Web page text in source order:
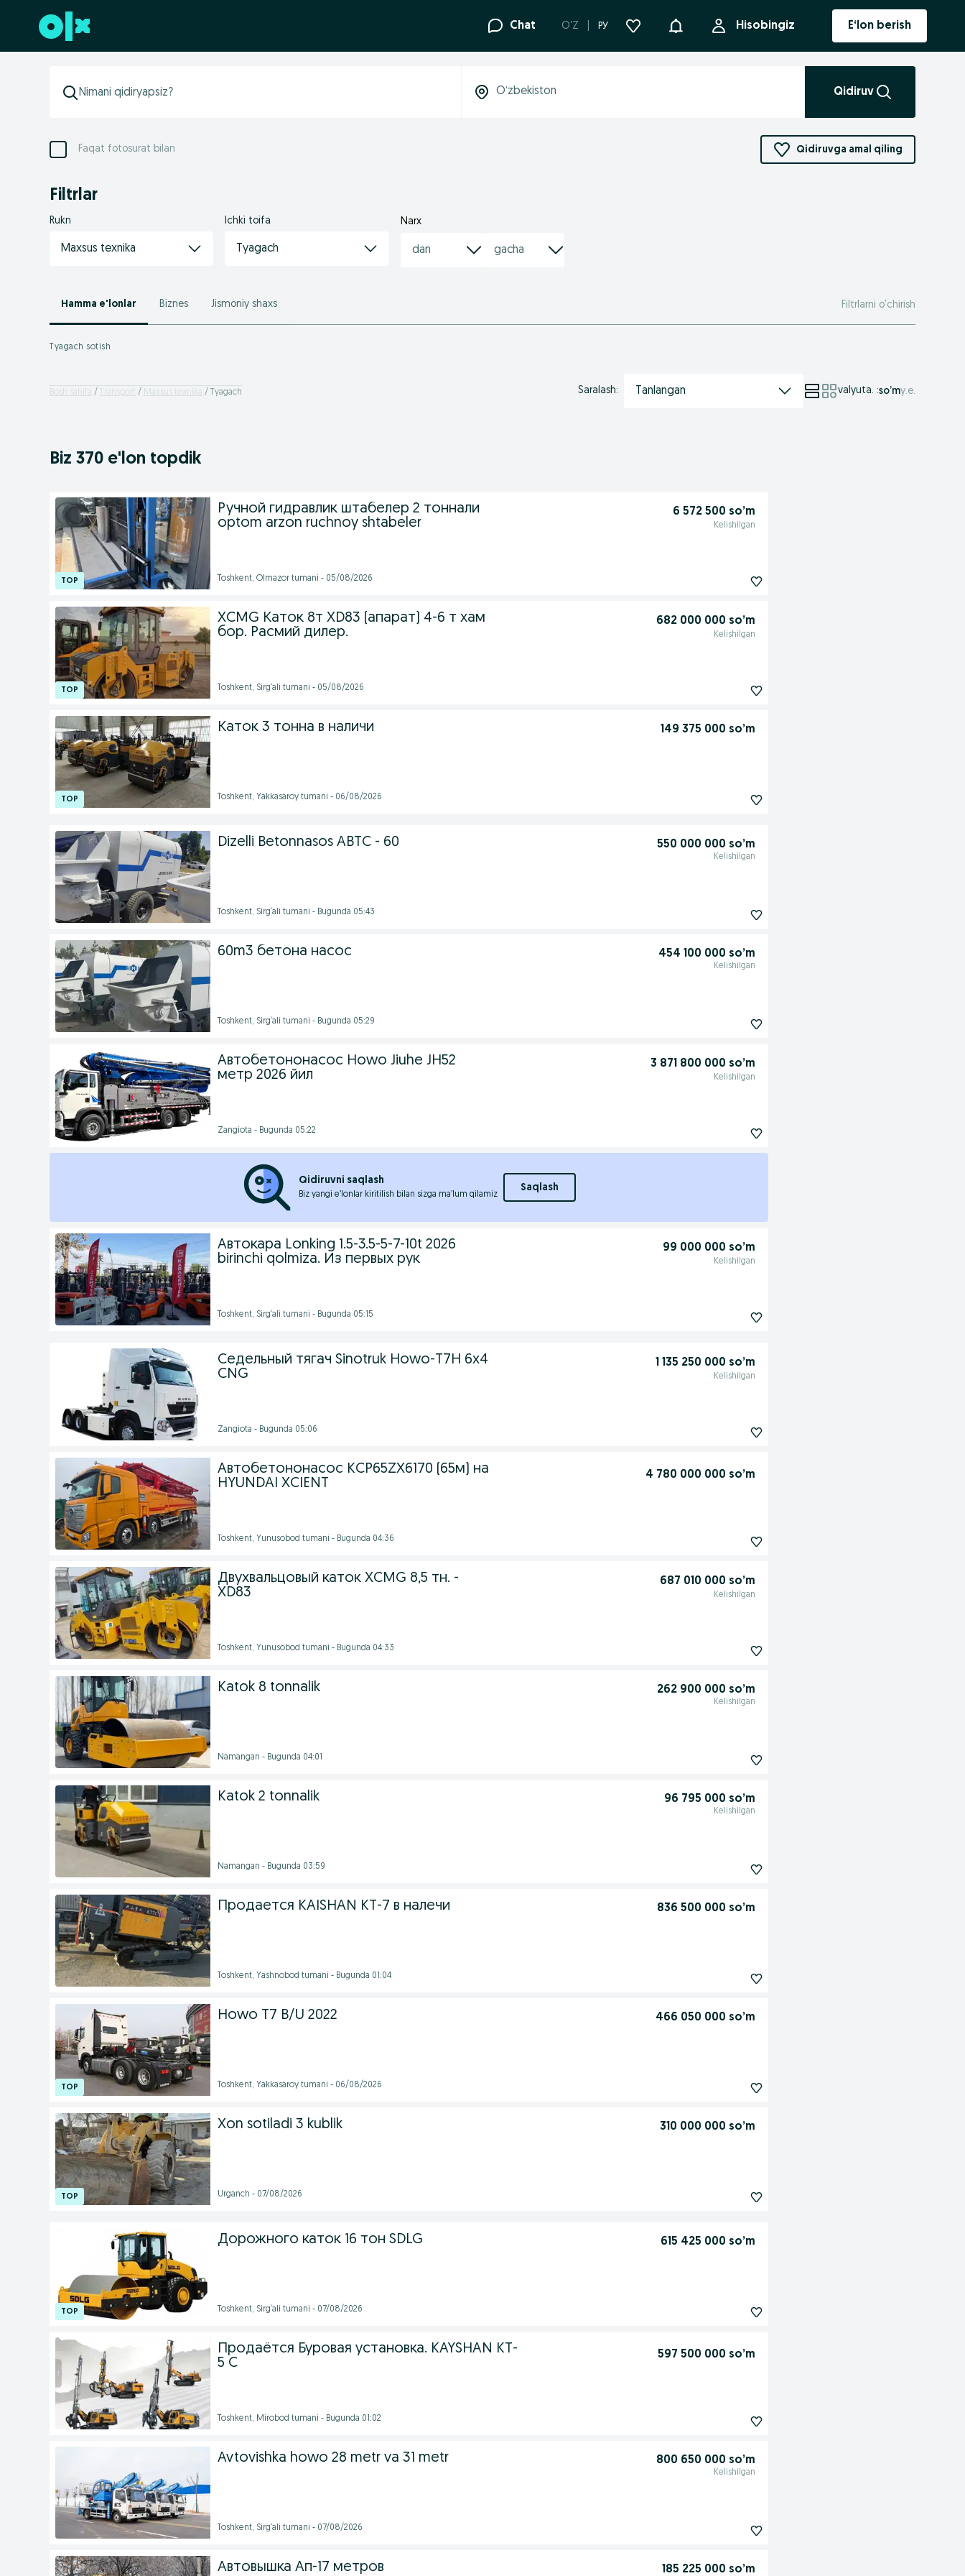
Futerga oʻtish Chat O'Z РУ Bildirishnoma Hisobingiz E‘lon berish
Qidiruv
Faqat fotosurat bilan Qidiruvga amal qiling
Filtrlar
Rukn
Maxsus texnika
Ichki toifa
Tyagach
Narx
Hamma e'lonlar Biznes Jismoniy shaxs Filtrlarni o’chirish
Tyagach sotish
Bosh sahifa Transport Maxsus texnika Tyagach Saralash: Tanlangan valyuta. :so’mу.е.
Biz 370 e'lon topdik
Ручной гидравлик штабелер 2 тоннали
optom arzon ruchnoy shtabeler
6 572 500 so’m
Kelishilgan
Toshkent, Olmazor tumani - 05/08/2026
XCMG Каток 8т XD83 (апарат) 4-6 т хам
бор. Расмий дилер.
682 000 000 so’m
Kelishilgan
Toshkent, Sirg‘ali tumani - 05/08/2026
Каток 3 тонна в наличи 149 375 000 so’m
Toshkent, Yakkasaroy tumani - 06/08/2026
Dizelli Betonnasos ABTC - 60 550 000 000 so’m
Kelishilgan
Toshkent, Sirg‘ali tumani - Bugunda 05:43
60m3 бетона насос 454 100 000 so’m
Kelishilgan
Toshkent, Sirg‘ali tumani - Bugunda 05:29
Автобетононасос Howo Jiuhe JH52
метр 2026 йил
3 871 800 000 so’m
Kelishilgan
Zangiota - Bugunda 05:22
Qidiruvni saqlash
Biz yangi e’lonlar kiritilish bilan sizga ma’lum qilamiz
Saqlash
Автокара Lonking 1.5-3.5-5-7-10t 2026
birinchi qolmiza. Из первых рук
99 000 000 so’m
Kelishilgan
Toshkent, Sirg‘ali tumani - Bugunda 05:15
Седельный тягач Sinotruk Howo-T7H 6x4
CNG
1 135 250 000 so’m
Kelishilgan
Zangiota - Bugunda 05:06
Автобетононасос KCP65ZX6170 (65м) на
HYUNDAI XCIENT
4 780 000 000 so’m
Toshkent, Yunusobod tumani - Bugunda 04:36
Двухвальцовый каток XCMG 8,5 тн. -
XD83
687 010 000 so’m
Kelishilgan
Toshkent, Yunusobod tumani - Bugunda 04:33
Katok 8 tonnalik 262 900 000 so’m
Kelishilgan
Namangan - Bugunda 04:01
Katok 2 tonnalik 96 795 000 so’m
Kelishilgan
Namangan - Bugunda 03:59
Продается KAISHAN KT-7 в налечи 836 500 000 so’m
Toshkent, Yashnobod tumani - Bugunda 01:04
Howo T7 B/U 2022 466 050 000 so’m
Toshkent, Yakkasaroy tumani - 06/08/2026
Xon sotiladi 3 kublik 310 000 000 so’m
Urganch - 07/08/2026
Дорожного каток 16 тон SDLG 615 425 000 so’m
Toshkent, Sirg‘ali tumani - 07/08/2026
Продаётся Буровая установка. KAYSHAN KT-
5 C
597 500 000 so’m
Toshkent, Mirobod tumani - Bugunda 01:02
Avtovishka howo 28 metr va 31 metr 800 650 000 so’m
Kelishilgan
Toshkent, Sirg‘ali tumani - 07/08/2026
Автовышка Ап-17 метров 185 225 000 so’m